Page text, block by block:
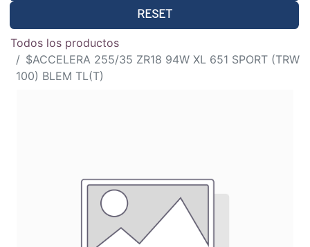
RESET
Todos los productos
$ACCELERA 255/35 ZR18 94W XL 651 SPORT (TRW
100) BLEM TL(T)